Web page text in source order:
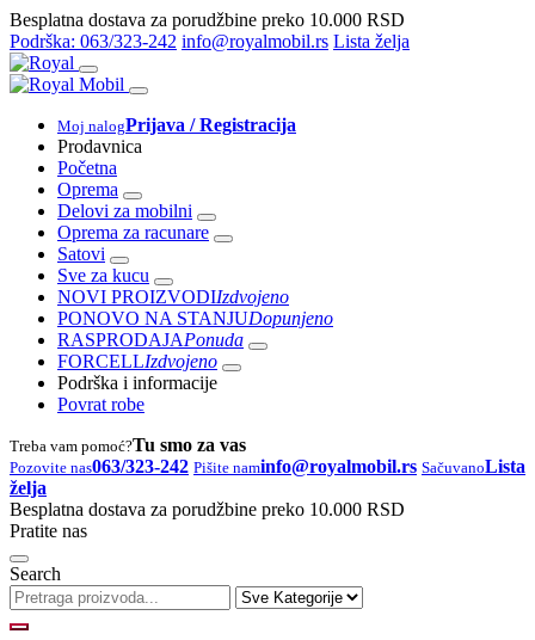
Besplatna dostava za porudžbine preko 10.000 RSD
Podrška: 063/323-242 info@royalmobil.rs Lista želja
Moj nalogPrijava / Registracija
Prodavnica
Početna
Oprema
Delovi za mobilni
Oprema za racunare
Satovi
Sve za kucu
NOVI PROIZVODIIzdvojeno
PONOVO NA STANJUDopunjeno
RASPRODAJAPonuda
FORCELLIzdvojeno
Podrška i informacije
Povrat robe
Treba vam pomoć?Tu smo za vas
Pozovite nas063/323-242 Pišite naminfo@royalmobil.rs SačuvanoLista
želja
Besplatna dostava za porudžbine preko 10.000 RSD
Pratite nas
Search